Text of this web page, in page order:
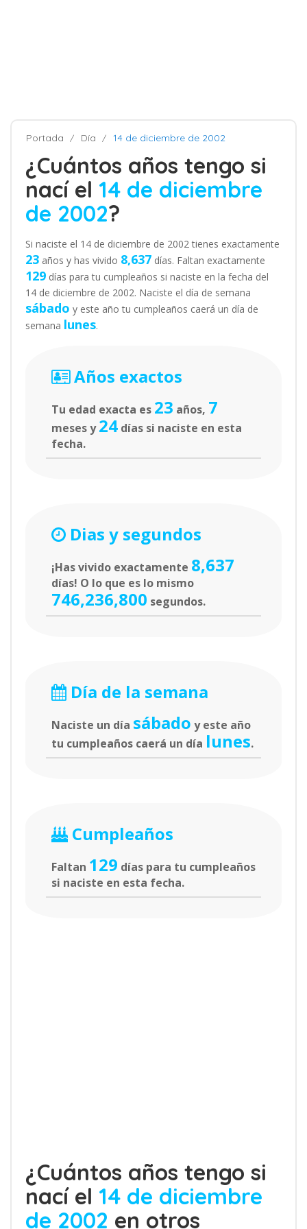
Portada Día 14 de diciembre de 2002
¿Cuántos años tengo si
nací el 14 de diciembre
de 2002?
Si naciste el 14 de diciembre de 2002 tienes exactamente
23 años y has vivido 8,637 días. Faltan exactamente
129 días para tu cumpleaños si naciste en la fecha del
14 de diciembre de 2002. Naciste el día de semana
sábado y este año tu cumpleaños caerá un día de
semana lunes.
Años exactos
Tu edad exacta es 23 años, 7
meses y24 días si naciste en esta
fecha.
Dias y segundos
¡Has vivido exactamente 8,637
días! O lo que es lo mismo
746,236,800 segundos.
Día de la semana
Naciste un día sábado y este año
tu cumpleaños caerá un día lunes.
Cumpleaños
Faltan 129 días para tu cumpleaños
si naciste en esta fecha.
¿Cuántos años tengo si
nací el 14 de diciembre
de 2002 en otros